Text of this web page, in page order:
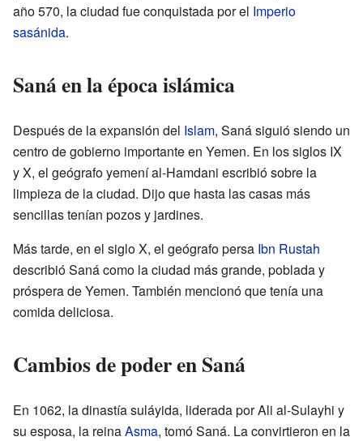
año 570, la ciudad fue conquistada por el Imperio
sasánida.
Saná en la época islámica
Después de la expansión del Islam, Saná siguió siendo un
centro de gobierno importante en Yemen. En los siglos IX
y X, el geógrafo yemení al-Hamdani escribió sobre la
limpieza de la ciudad. Dijo que hasta las casas más
sencillas tenían pozos y jardines.
Más tarde, en el siglo X, el geógrafo persa Ibn Rustah
describió Saná como la ciudad más grande, poblada y
próspera de Yemen. También mencionó que tenía una
comida deliciosa.
Cambios de poder en Saná
En 1062, la dinastía suláyida, liderada por Ali al-Sulayhi y
su esposa, la reinaAsma, tomó Saná. La convirtieron en la